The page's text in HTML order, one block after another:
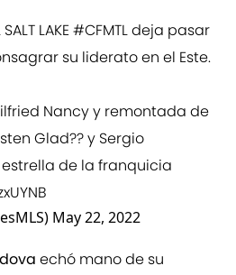
LAKE#CFMTLdeja pasar
su liderato en el Este.
Nancy y remontada de
Glad?? y Sergio
de la franquicia
May 22, 2022
echó mano de su